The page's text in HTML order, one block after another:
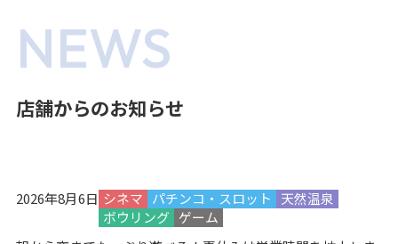
NEWS
店舗からのお知らせ
2026年8月6日 シネマ パチンコ・スロット
天然温泉
ボウリング ゲーム